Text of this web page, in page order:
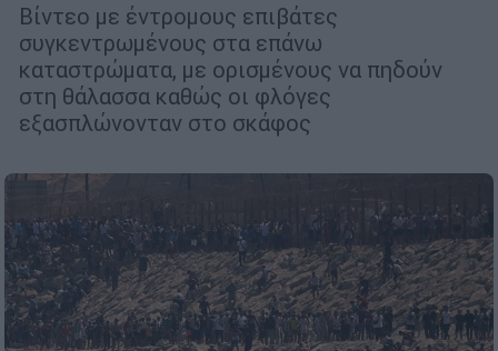
Βίντεο με έντρομους επιβάτες
συγκεντρωμένους στα επάνω
καταστρώματα, με ορισμένους να πηδούν
στη θάλασσα καθώς οι φλόγες
εξασπλώνονταν στο σκάφος